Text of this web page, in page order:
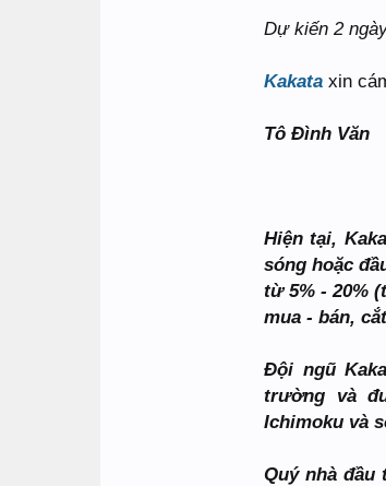
Dự kiến 2
Kakata xin
Tô Đình Văn
Hiện tại,
sóng hoặc
từ 5% - 20%
mua - bán,
Đội ngũ
trường và
Ichimoku và
Quý nhà đầu